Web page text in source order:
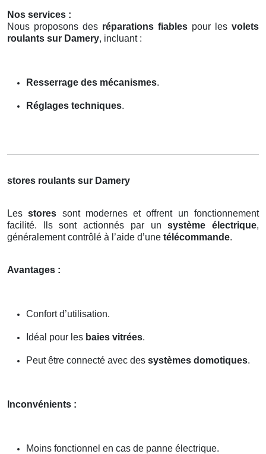
Nos services :
Nous proposons des réparations fiables pour les volets
roulants sur Damery, incluant :
Resserrage des mécanismes.
Réglages techniques.
stores roulants sur Damery
Lesstores sont modernes et offrent un fonctionnement
facilité. Ils sont actionnés par unsystème électrique,
généralement contrôlé à l’aide d’une télécommande.
Avantages :
Confort d’utilisation.
Idéal pour les baies vitrées.
Peut être connecté avec des systèmes domotiques.
Inconvénients :
Moins fonctionnel en cas de panne électrique.